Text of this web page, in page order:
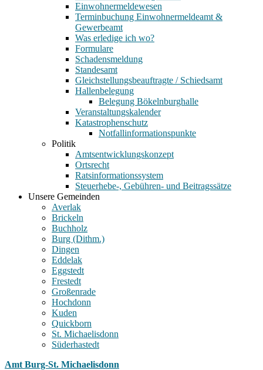
Einwohnermeldewesen
Terminbuchung Einwohnermeldeamt &
Gewerbeamt
Was erledige ich wo?
Formulare
Schadensmeldung
Standesamt
Gleichstellungsbeauftragte / Schiedsamt
Hallenbelegung
Belegung Bökelnburghalle
Veranstaltungskalender
Katastrophenschutz
Notfallinformationspunkte
Politik
Amtsentwicklungskonzept
Ortsrecht
Ratsinformationssystem
Steuerhebe-, Gebühren- und Beitragssätze
Unsere Gemeinden
Averlak
Brickeln
Buchholz
Burg (Dithm.)
Dingen
Eddelak
Eggstedt
Frestedt
Großenrade
Hochdonn
Kuden
Quickborn
St. Michaelisdonn
Süderhastedt
Amt Burg-St. Michaelisdonn